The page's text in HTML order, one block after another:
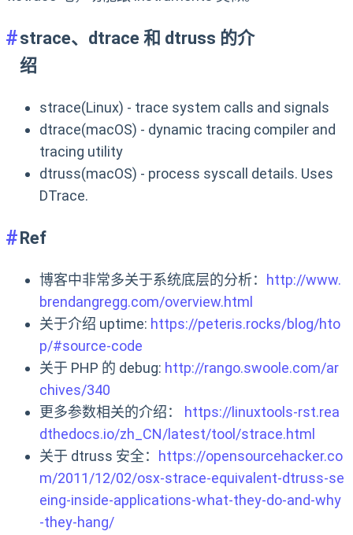
strace、dtrace 和 dtruss 的介
绍
strace(Linux) - trace system calls and signals
dtrace(macOS) - dynamic tracing compiler and
tracing utility
dtruss(macOS) - process syscall details. Uses
DTrace.
Ref
博客中非常多关于系统底层的分析： http://www.
brendangregg.com/overview.html
关于介绍 uptime: https://peteris.rocks/blog/hto
p/#source-code
关于 PHP 的 debug: http://rango.swoole.com/ar
chives/340
更多参数相关的介绍： https://linuxtools-rst.rea
dthedocs.io/zh_CN/latest/tool/strace.html
关于 dtruss 安全： https://opensourcehacker.co
m/2011/12/02/osx-strace-equivalent-dtruss-se
eing-inside-applications-what-they-do-and-why
-they-hang/